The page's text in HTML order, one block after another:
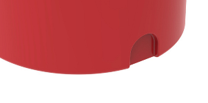
Емкости для воды 750 литров
Емкости для воды 600 литров
Емкости для воды 500 литров
Емкости для воды 400 литров